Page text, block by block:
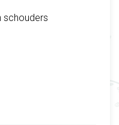
schouders